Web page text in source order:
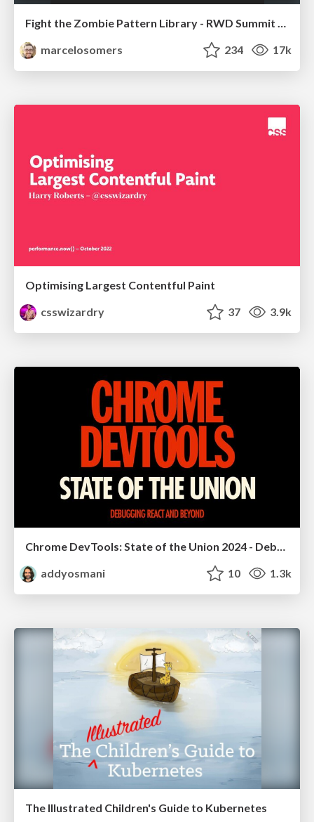
Fight the Zombie Pattern Library - RWD Summit 2016
marcelosomers
234 17k
Optimising Largest Contentful Paint
csswizardry
37 3.9k
Chrome DevTools: State of the Union 2024 - Debugging React & Beyond
addyosmani
10 1.3k
The Illustrated Children's Guide to Kubernetes